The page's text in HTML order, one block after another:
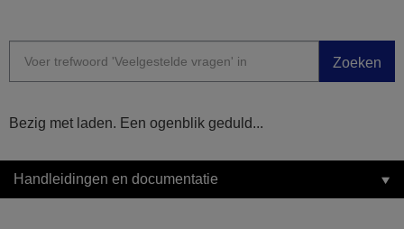
Zoeken
Bezig met laden. Een ogenblik geduld...
Handleidingen en documentatie